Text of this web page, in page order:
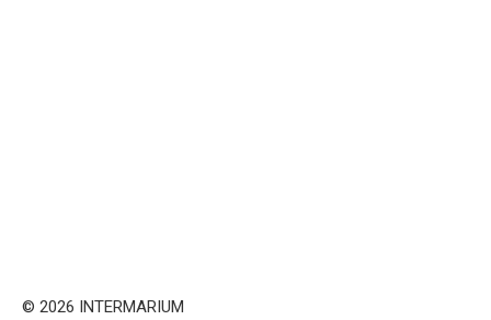
© 2026 INTERMARIUM